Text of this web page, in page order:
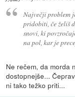
Največji problem
pridobiti, če želiš
snovi, ki
na pol, kar je
Ne rečem, da morda
dostopnejše...
ni tako težko priti...